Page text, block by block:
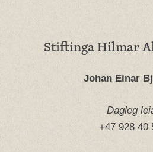
Stiftinga Hilmar
Johan Einar
Dagleg
+47 928 40